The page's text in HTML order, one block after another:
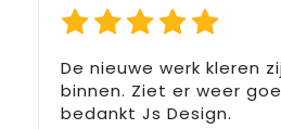
De nieuwe werk kleren
binnen. Ziet er weer
bedankt Js Design.